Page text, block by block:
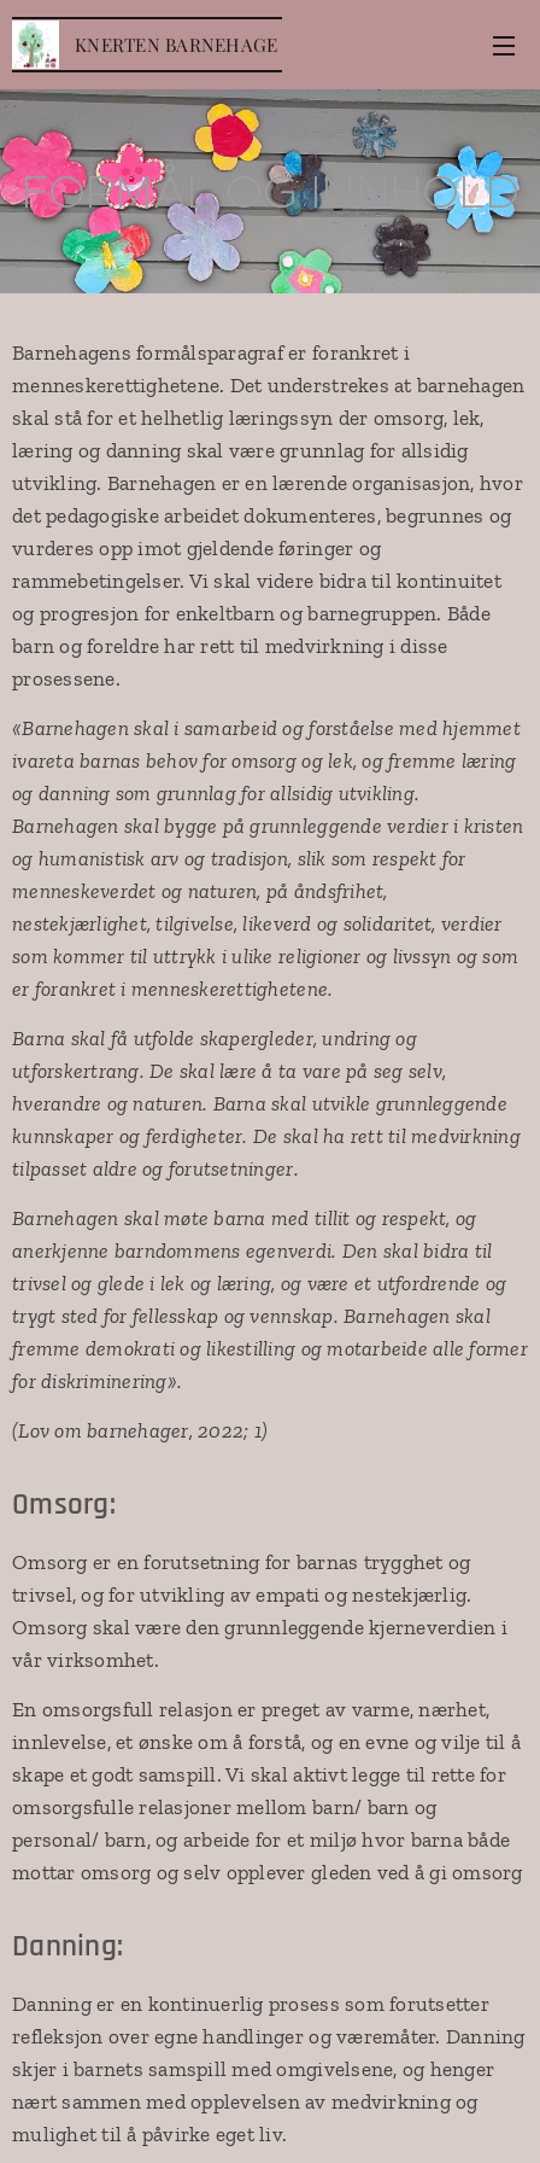
KNERTEN BARNEHAGE
FORMÅL OG INNHOLD
Barnehagens formålsparagraf er forankret i
menneskerettighetene. Det understrekes at barnehagen
skal stå for et helhetlig læringssyn der omsorg, lek,
læring og danning skal være grunnlag for allsidig
utvikling. Barnehagen er en lærende organisasjon, hvor
det pedagogiske arbeidet dokumenteres, begrunnes og
vurderes opp imot gjeldende føringer og
rammebetingelser. Vi skal videre bidra til kontinuitet
og progresjon for enkeltbarn og barnegruppen. Både
barn og foreldre har rett til medvirkning i disse
prosessene.
«Barnehagen skal i samarbeid og forståelse med hjemmet
ivareta barnas behov for omsorg og lek, og fremme læring
og danning som grunnlag for allsidig utvikling.
Barnehagen skal bygge på grunnleggende verdier i kristen
og humanistisk arv og tradisjon, slik som respekt for
menneskeverdet og naturen, på åndsfrihet,
nestekjærlighet, tilgivelse, likeverd og solidaritet, verdier
som kommer til uttrykk i ulike religioner og livssyn og som
er forankret i menneskerettighetene.
Barna skal få utfolde skapergleder, undring og
utforskertrang. De skal lære å ta vare på seg selv,
hverandre og naturen. Barna skal utvikle grunnleggende
kunnskaper og ferdigheter. De skal ha rett til medvirkning
tilpasset aldre og forutsetninger.
Barnehagen skal møte barna med tillit og respekt, og
anerkjenne barndommens egenverdi. Den skal bidra til
trivsel og glede i lek og læring, og være et utfordrende og
trygt sted for fellesskap og vennskap. Barnehagen skal
fremme demokrati og likestilling og motarbeide alle former
for diskriminering».
(Lov om barnehager, 2022; 1)
Omsorg:
Omsorg er en forutsetning for barnas trygghet og
trivsel, og for utvikling av empati og nestekjærlig.
Omsorg skal være den grunnleggende kjerneverdien i
vår virksomhet.
En omsorgsfull relasjon er preget av varme, nærhet,
innlevelse, et ønske om å forstå, og en evne og vilje til å
skape et godt samspill. Vi skal aktivt legge til rette for
omsorgsfulle relasjoner mellom barn/ barn og
personal/ barn, og arbeide for et miljø hvor barna både
mottar omsorg og selv opplever gleden ved å gi omsorg
Danning:
Danning er en kontinuerlig prosess som forutsetter
refleksjon over egne handlinger og væremåter. Danning
skjer i barnets samspill med omgivelsene, og henger
nært sammen med opplevelsen av medvirkning og
mulighet til å påvirke eget liv.